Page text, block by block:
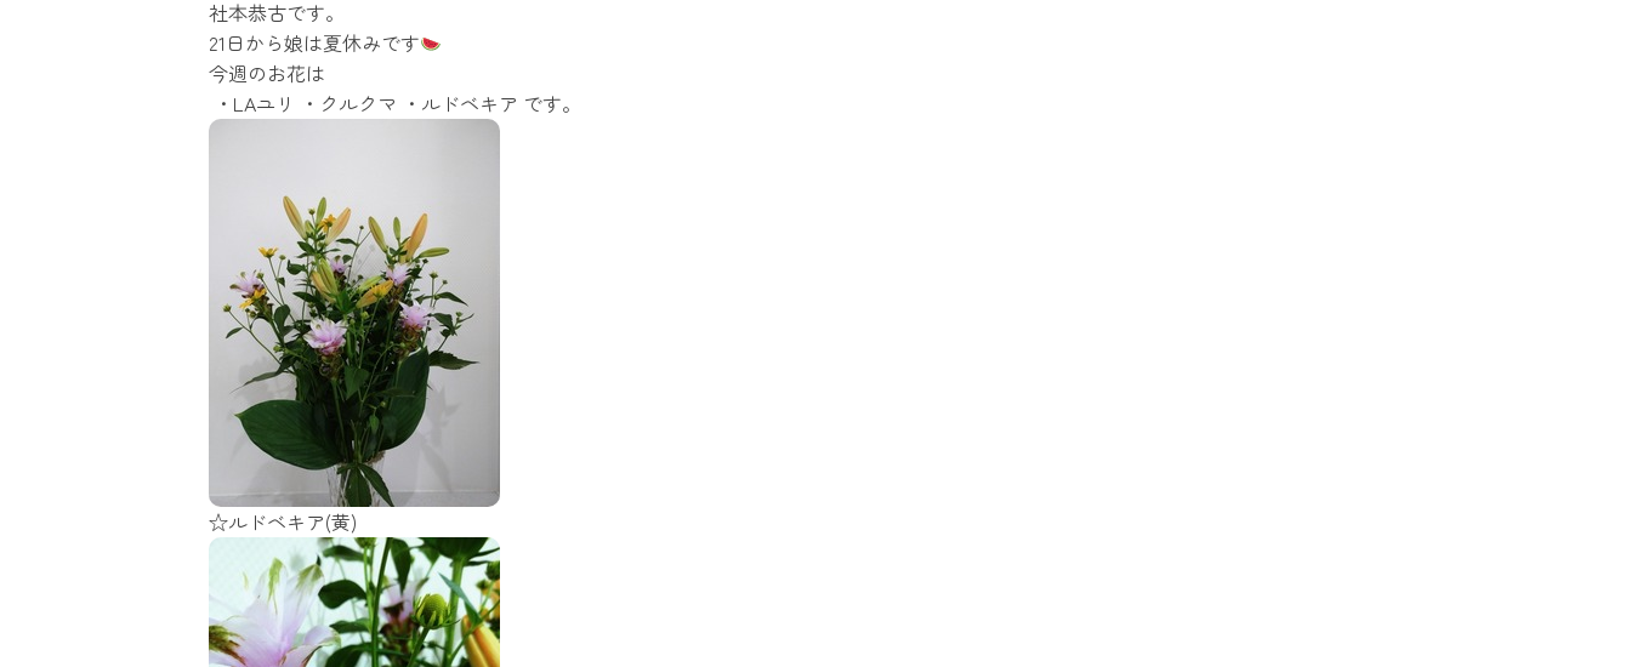
社本恭古です。
21日から娘は夏休みです
今週のお花は
・LAユリ ・クルクマ ・ルドベキア です。
☆ルドベキア(黄)